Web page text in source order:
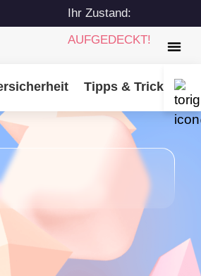
Ihr Zustand:
AUFGEDECKT!
Tipps & Tricks